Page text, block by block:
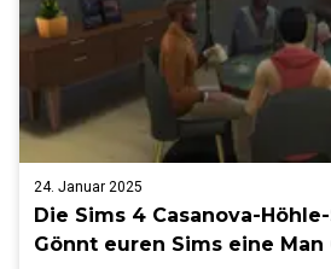
24. Januar 2025
Die Sims 4 Casanova-
Gönnt euren Sims eine Man